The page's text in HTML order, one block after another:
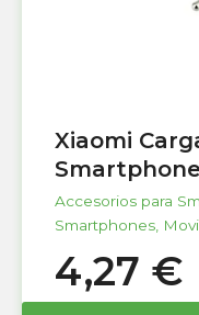
Xiaomi
Accesorios para
Smartphones
4,27 €